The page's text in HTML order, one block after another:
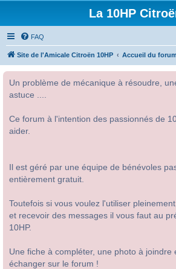
La 10HP
FAQ
Site de l'Amicale Citroën 10HP Accueil du forum
Un problème de mécanique à résoudre,
astuce ....
Ce forum à l'intention des passionnés de
aider.
Il est géré par une équipe de bénévoles
entièrement gratuit.
Toutefois si vous voulez l'utiliser
et recevoir des messages il vous faut au
10HP.
Une fiche à compléter, une photo à joindre
échanger sur le forum !